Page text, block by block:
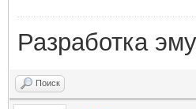
Разработка
Поиск